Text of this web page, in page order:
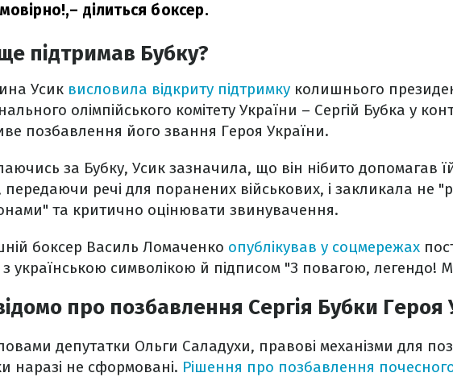
– ділиться боксер.
підтримав Бубку?
Усик висловила відкриту підтримку колишнього
олімпійського комітету України – Сергій Бубка у
позбавлення його звання Героя України.
за Бубку, Усик зазначила, що він нібито допомагав
передаючи речі для поранених військових, і закликала не
та критично оцінювати звинувачення.
боксер Василь Ломаченко опублікував у соцмережах
з українською символікою й підписом "З повагою, легендо!
про позбавлення Сергія Бубки Героя
депутатки Ольги Саладухи, правові механізми для
наразі не сформовані. Рішення про позбавлення